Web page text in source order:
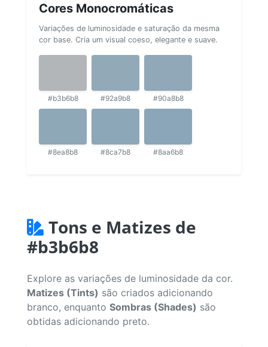
Cores Monocromáticas
Variações de luminosidade e saturação da mesma
cor base. Cria um visual coeso, elegante e suave.
#b3b6b8 #92a9b8 #90a8b8
#8ea8b8 #8ca7b8 #8aa6b8
Tons e Matizes de
#b3b6b8
Explore as variações de luminosidade da cor.
Matizes (Tints) são criados adicionando
branco, enquanto Sombras (Shades) são
obtidas adicionando preto.